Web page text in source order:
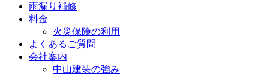
雨漏り補修
料金
火災保険の利用
よくあるご質問
会社案内
中山建装の強み